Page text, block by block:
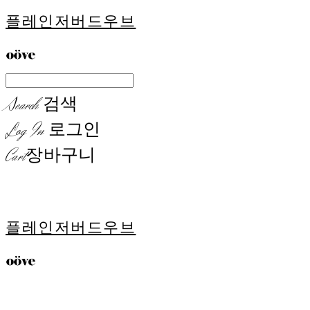
플레인저버드우브
Search검색
Log In 로그인
Cart장바구니
플레인저버드우브